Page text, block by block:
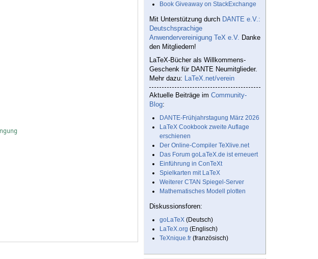
Book Giveaway on StackExchange
Mit Unterstützung durch DANTE e.V.:
Deutschsprachige
Anwendervereinigung TeX e.V. Danke
den Mitgliedern!
LaTeX-Bücher als Willkommens-
Geschenk für DANTE Neumitglieder.
Mehr dazu: LaTeX.net/verein
Aktuelle Beiträge im Community-
Blog:
DANTE-Frühjahrstagung März 2026
LaTeX Cookbook zweite Auflage
erschienen
Der Online-Compiler TeXlive.net
Das Forum goLaTeX.de ist erneuert
Einführung in ConTeXt
Spielkarten mit LaTeX
Weiterer CTAN Spiegel-Server
Mathematisches Modell plotten
Diskussionsforen:
goLaTeX (Deutsch)
LaTeX.org (Englisch)
TeXnique.fr (französisch)